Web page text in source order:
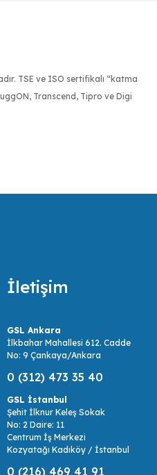
TSE ve ISO sertifikalı “katma
Transcend, Tipro ve Digi
olabilecek en ekonomik,
İletişim
GSL Ankara
İlkbahar Mahallesi 612. Cadde
No: 9 Çankaya/Ankara
0 (312) 473 35 40
GSL İstanbul
Şehit İlknur Keleş Sokak
No: 2 Daire: 11
Centrum İş Merkezi
Kozyatağı Kadıköy / İstanbul
0 (216) 469 41 91